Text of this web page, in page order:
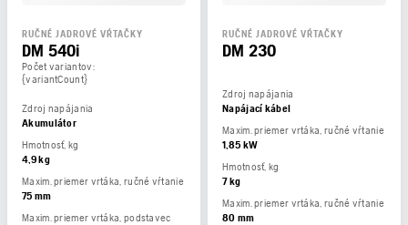
RUČNÉ JADROVÉ VŔTAČKY
DM 540i
Počet variantov:
{variantCount}
Zdroj napájania
Akumulátor
Hmotnosť, kg
4,9 kg
Maxim. priemer vrtáka, ručné vŕtanie
75 mm
Maxim. priemer vrtáka, podstavec
RUČNÉ JADROVÉ VŔTAČKY
DM 230
Zdroj napájania
Napájací kábel
Maxim. priemer vrtáka, ručné vŕtanie
1,85 kW
Hmotnosť, kg
7 kg
Maxim. priemer vrtáka, ručné vŕtanie
80 mm